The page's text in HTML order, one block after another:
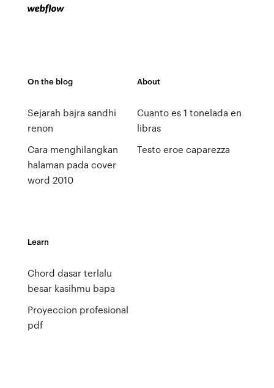
On the blog
Sejarah bajra sandhi
renon
Cara menghilangkan
halaman pada cover
word 2010
About
Cuanto es 1 tonelada en
libras
Testo eroe caparezza
Learn
Chord dasar terlalu
besar kasihmu bapa
Proyeccion profesional
pdf